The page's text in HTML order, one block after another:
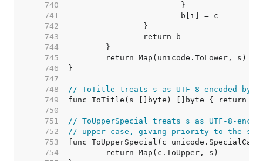
   740
   741
   742
   743
   744
   745
   746
   747
   748
// ToTitle treats s as UTF-8-encoded
   749
   750
   751
// ToUpperSpecial treats s as UTF-8-
   752
// upper case, giving priority to the
   753
   754